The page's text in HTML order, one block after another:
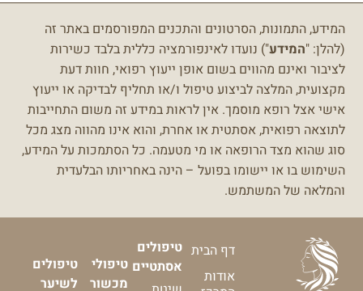
המידע, התמונות, הסרטונים והתכנים המפורסמים באתר זה
(להלן: "המידע") נועדו לאינפורמציה כללית בלבד כשירות
לציבור ואינם מהווים בשום אופן ייעוץ רפואי, חוות דעת
מקצועית, המלצה לביצוע טיפול ו/או תחליף לבדיקה או ייעוץ
אישי אצל רופא מוסמך. אין לראות במידע זה משום התחייבות
לתוצאה רפואית, אסתטית או אחרת, והוא אינו מהווה מצג מכל
סוג שהוא מצד הרופאה או מי מטעמה. כל הסתמכות על המידע,
השימוש בו או יישומו בפועל – הינה באחריותו הבלעדית
והמלאה של המשתמש.
דף הבית
אודות
טיפולים
אסתטיים טיפולי
מכשור
טיפולים
לשיער